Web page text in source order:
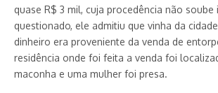
quase R$ 3 mil, cuja procedência não
questionado, ele admitiu que vinha da
dinheiro era proveniente da venda de
residência onde foi feita a venda foi
maconha e uma mulher foi presa.